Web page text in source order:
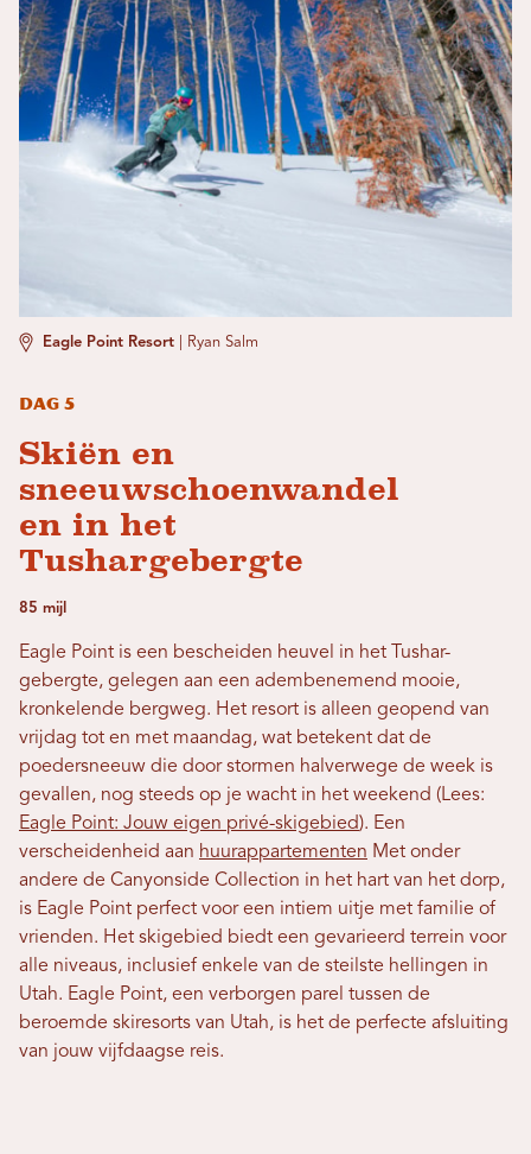
Eagle Point Resort Ryan Salm
Dag 5
Skiën en
sneeuwschoenwandel
en in het
Tushargebergte
85 mijl
Eagle Point is een bescheiden heuvel in het Tushar-
gebergte, gelegen aan een adembenemend mooie,
kronkelende bergweg. Het resort is alleen geopend van
vrijdag tot en met maandag, wat betekent dat de
poedersneeuw die door stormen halverwege de week is
gevallen, nog steeds op je wacht in het weekend (Lees:
Eagle Point: Jouw eigen privé-skigebied). Een
verscheidenheid aan huurappartementen Met onder
andere de Canyonside Collection in het hart van het dorp,
is Eagle Point perfect voor een intiem uitje met familie of
vrienden. Het skigebied biedt een gevarieerd terrein voor
alle niveaus, inclusief enkele van de steilste hellingen in
Utah. Eagle Point, een verborgen parel tussen de
beroemde skiresorts van Utah, is het de perfecte afsluiting
van jouw vijfdaagse reis.